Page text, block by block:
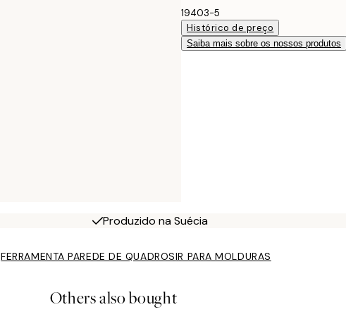
19403-5
Histórico de preço
Saiba mais sobre os nossos produtos
Produzido na Suécia
FERRAMENTA PAREDE DE QUADROSIR PARA MOLDURAS
Others also bought